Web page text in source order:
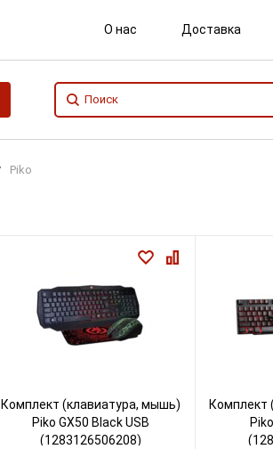
О нас Доставка
Piko
Комплект (клавиатура, мышь)
Piko GX50 Black USB
(1283126506208)
Комплект